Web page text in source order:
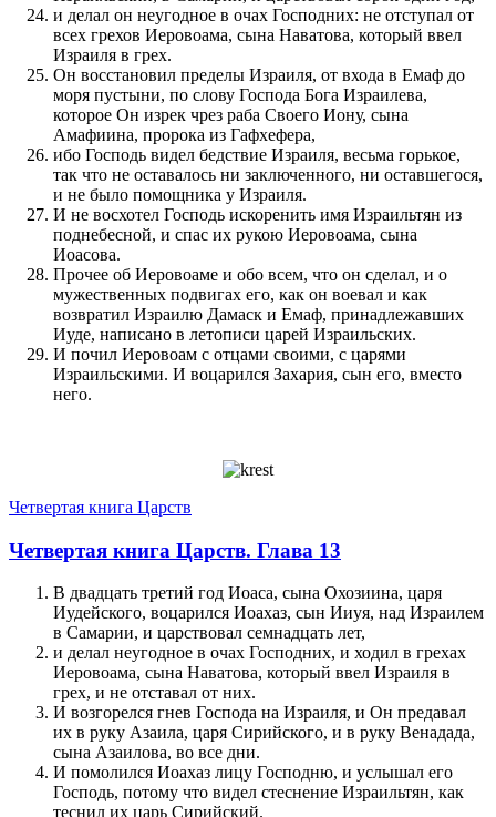
и делал он неугодное в очах Господних: не отступал от
всех грехов Иеровоама, сына Наватова, который ввел
Израиля в грех.
Он восстановил пределы Израиля, от входа в Емаф до
моря пустыни, по слову Господа Бога Израилева,
которое Он изрек чрез раба Своего Иону, сына
Амафиина, пророка из Гафхефера,
ибо Господь видел бедствие Израиля, весьма горькое,
так что не оставалось ни заключенного, ни оставшегося,
и не было помощника у Израиля.
И не восхотел Господь искоренить имя Израильтян из
поднебесной, и спас их рукою Иеровоама, сына
Иоасова.
Прочее об Иеровоаме и обо всем, что он сделал, и о
мужественных подвигах его, как он воевал и как
возвратил Израилю Дамаск и Емаф, принадлежавших
Иуде, написано в летописи царей Израильских.
И почил Иеровоам с отцами своими, с царями
Израильскими. И воцарился Захария, сын его, вместо
него.
Четвертая книга Царств
Четвертая книга Царств. Глава 13
В двадцать третий год Иоаса, сына Охозиина, царя
Иудейского, воцарился Иоахаз, сын Ииуя, над Израилем
в Самарии, и царствовал семнадцать лет,
и делал неугодное в очах Господних, и ходил в грехах
Иеровоама, сына Наватова, который ввел Израиля в
грех, и не отставал от них.
И возгорелся гнев Господа на Израиля, и Он предавал
их в руку Азаила, царя Сирийского, и в руку Венадада,
сына Азаилова, во все дни.
И помолился Иоахаз лицу Господню, и услышал его
Господь, потому что видел стеснение Израильтян, как
теснил их царь Сирийский.